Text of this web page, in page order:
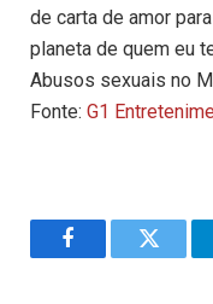
de carta de amor
planeta de quem eu
Abusos sexuais no
Fonte: G1
FacebookTwitter